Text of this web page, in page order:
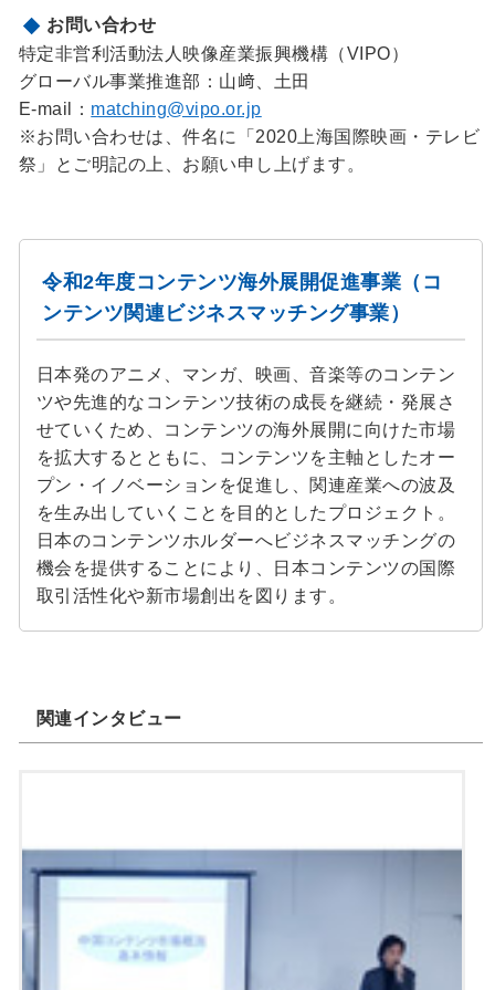
お問い合わせ
特定非営利活動法人映像産業振興機構（VIPO）
グローバル事業推進部：山﨑、土田
E-mail： matching@vipo.or.jp
※お問い合わせは、件名に「2020上海国際映画・テレビ
祭」とご明記の上、お願い申し上げます。
令和2年度コンテンツ海外展開促進事業（コ
ンテンツ関連ビジネスマッチング事業）
日本発のアニメ、マンガ、映画、音楽等のコンテン
ツや先進的なコンテンツ技術の成長を継続・発展さ
せていくため、コンテンツの海外展開に向けた市場
を拡大するとともに、コンテンツを主軸としたオー
プン・イノベーションを促進し、関連産業への波及
を生み出していくことを目的としたプロジェクト。
日本のコンテンツホルダーへビジネスマッチングの
機会を提供することにより、日本コンテンツの国際
取引活性化や新市場創出を図ります。
関連インタビュー